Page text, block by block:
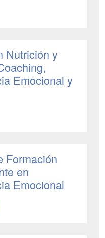
Nutrición y
Emocional y
Formación
en
Emocional